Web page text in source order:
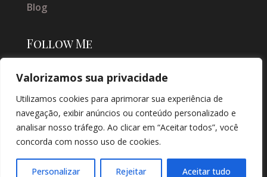
Valorizamos sua privacidade
Utilizamos cookies para aprimorar sua experiência de
navegação, exibir anúncios ou conteúdo personalizado e
analisar nosso tráfego. Ao clicar em “Aceitar todos”, você
concorda com nosso uso de cookies.
Personalizar Rejeitar Aceitar tudo
Blog
Follow Me
SOLUÇÕES DIGITAIS |
CRIAÇÃO DE SITES